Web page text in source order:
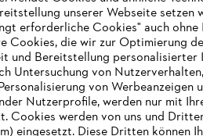
Informationen für Lieferanten
unserer Webseite setzen
erforderliche Cookies" auch ohne
Cookies, die wir zur Optimierung
und Bereitstellung personalisierter
Untersuchung von Nutzerverhalten,
von Werbeanzeigen
Nutzerprofile, werden nur mit
Cookies werden von uns und
eingesetzt. Diese Dritten können